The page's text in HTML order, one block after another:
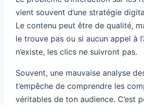
vient souvent d’une stratégie
Le contenu peut être de qualité,
le trouve pas ou si aucun appel à
n’existe, les clics ne suivront pas.
Souvent, une mauvaise analyse
t’empêche de comprendre les
véritables de ton audience. C’est